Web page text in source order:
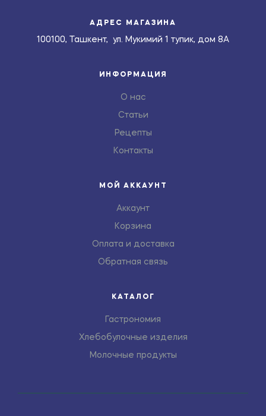
АДРЕС МАГАЗИНА
100100, Ташкент, ул. Мукимий 1 тупик, дом 8А
ИНФОРМАЦИЯ
О нас
Статьи
Рецепты
Контакты
МОЙ АККАУНТ
Аккаунт
Корзина
Оплата и доставка
Обратная связь
КАТАЛОГ
Гастрономия
Хлебобулочные изделия
Молочные продукты